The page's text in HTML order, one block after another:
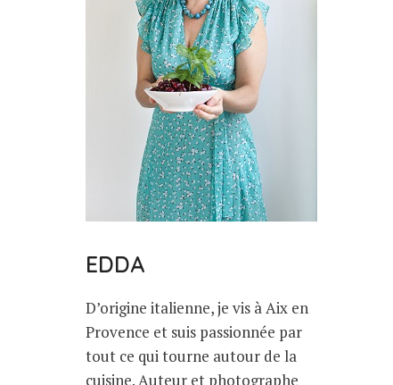
EDDA
D’origine italienne, je vis à Aix en
Provence et suis passionnée par
tout ce qui tourne autour de la
cuisine. Auteur et photographe